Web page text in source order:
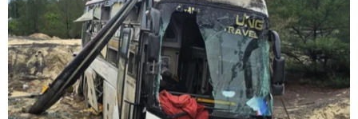
Nhân kỷ niệm 50 năm ngày thiết lập quan hệ
ngoại giao Việt Nam-Campuchia (24/6/1967-
24/6/2017), chiều 16/6, Đại sứ quán Việt Nam và
Bộ Ngoại giao và Hợp tác quốc tế Campuchia đã
tổ chức giao lưu thể thao, văn hóa, văn nghệ.